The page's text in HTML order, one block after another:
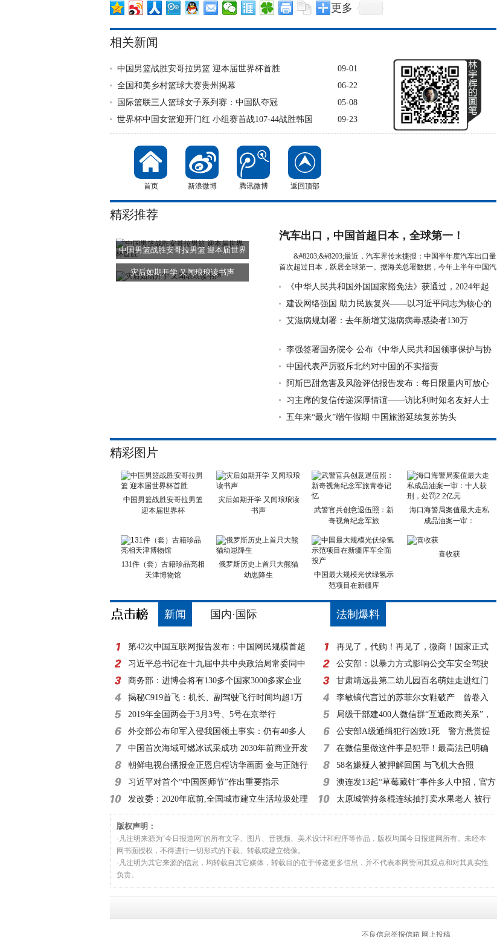
更多
相关新闻
09-01
中国男篮战胜安哥拉男篮 迎本届世界杯首胜
06-22
全国和美乡村篮球大赛贵州揭幕
05-08
国际篮联三人篮球女子系列赛：中国队夺冠
09-23
世界杯中国女篮迎开门红 小组赛首战107-44战胜韩国
首页 新浪微博 腾讯微博 返回顶部
精彩推荐
中国男篮战胜安哥拉男篮 迎本届世界
杯
灾后如期开学 又闻琅琅读书声
汽车出口，中国首超日本，全球第一！
&#8203;&#8203;最近，汽车界传来捷报：中国半年度汽车出口量
首次超过日本，跃居全球第一。据海关总署数据，今年上半年中国汽
《中华人民共和国外国国家豁免法》获通过，2024年起
施行
建设网络强国 助力民族复兴——以习近平同志为核心的
党中央引领
艾滋病规划署：去年新增艾滋病病毒感染者130万
李强签署国务院令 公布《中华人民共和国领事保护与协
助条例》
中国代表严厉驳斥北约对中国的不实指责
阿斯巴甜危害及风险评估报告发布：每日限量内可放心
食用
习主席的复信传递深厚情谊——访比利时知名友好人士
董博
五年来“最火”端午假期 中国旅游延续复苏势头
精彩图片
中国男篮战胜安哥拉男篮
迎本届世界杯
灾后如期开学 又闻琅琅读
书声
武警官兵创意退伍照：新
奇视角纪念军旅
海口海警局案值最大走私
成品油案一审：
131件（套）古籍珍品亮相
天津博物馆
俄罗斯历史上首只大熊猫
幼崽降生
中国最大规模光伏绿氢示
范项目在新疆库
喜收获
新闻 国内·国际
第42次中国互联网报告发布：中国网民规模首超
8亿
习近平总书记在十九届中共中央政治局常委同中
外记者见面时的讲
商务部：进博会将有130多个国家3000多家企业
参展
揭秘C919首飞：机长、副驾驶飞行时间均超1万
小时
2019年全国两会于3月3号、5号在京举行
外交部公布印军入侵我国领土事实：仍有40多人
滞留
中国首次海域可燃冰试采成功 2030年前商业开发
朝鲜电视台播报金正恩启程访华画面 金与正随行
习近平对首个“中国医师节”作出重要指示
发改委：2020年底前,全国城市建立生活垃圾处理
收费制度
法制爆料
再见了，代购！再见了，微商！国家正式
出手，1月1日起实施！
公安部：以暴力方式影响公交车安全驾驶
一律立案侦查
甘肃靖远县第二幼儿园百名萌娃走进红门
零距离体验消防
李敏镐代言过的苏菲尔女鞋破产 曾卷入
超50起诉讼
局级干部建400人微信群“互通政商关系”，
该查！
公安部A级通缉犯行凶致1死 警方悬赏提
高至20万元！
在微信里做这件事是犯罪！最高法已明确
58名嫌疑人被押解回国 与飞机大合照
澳连发13起“草莓藏针”事件多人中招，官方
建议：切碎再吃
太原城管持条棍连续抽打卖水果老人 被行
拘10日
版权声明：
·凡注明来源为“今日报道网”的所有文字、图片、音视频、美术设计和程序等作品，版权均属今日报道网所有。未经本
网书面授权，不得进行一切形式的下载、转载或建立镜像。
·凡注明为其它来源的信息，均转载自其它媒体，转载目的在于传递更多信息，并不代表本网赞同其观点和对其真实性
负责。
不良信息举报信箱 网上投稿